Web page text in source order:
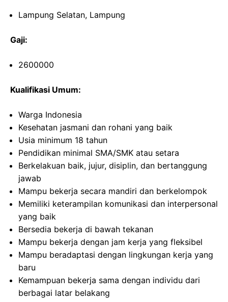
Lampung Selatan, Lampung
Gaji:
2600000
Kualifikasi Umum:
Warga Indonesia
Kesehatan jasmani dan rohani yang baik
Usia minimum 18 tahun
Pendidikan minimal SMA/SMK atau setara
Berkelakuan baik, jujur, disiplin, dan bertanggung
jawab
Mampu bekerja secara mandiri dan berkelompok
Memiliki keterampilan komunikasi dan interpersonal
yang baik
Bersedia bekerja di bawah tekanan
Mampu bekerja dengan jam kerja yang fleksibel
Mampu beradaptasi dengan lingkungan kerja yang
baru
Kemampuan bekerja sama dengan individu dari
berbagai latar belakang